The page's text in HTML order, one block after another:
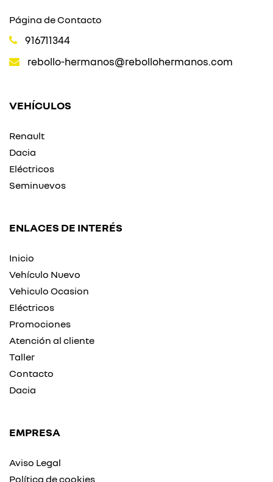
Página de Contacto
916711344
rebollo-hermanos@rebollohermanos.com
VEHÍCULOS
Renault
Dacia
Eléctricos
Seminuevos
ENLACES DE INTERÉS
Inicio
Vehículo Nuevo
Vehiculo Ocasion
Eléctricos
Promociones
Atención al cliente
Taller
Contacto
Dacia
EMPRESA
Aviso Legal
Política de cookies